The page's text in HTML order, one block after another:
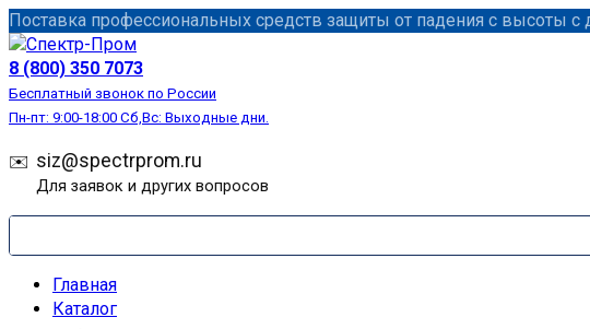
Перейти
к
содержанию
Поставка профессиональных средств защиты от падения с высоты с
8 (800) 350 7073
Бесплатный звонок по России
Пн-пт: 9:00-18:00 Сб,Вс: Выходные дни.
siz@spectrprom.ru
Для заявок и других вопросов
Главная
Каталог